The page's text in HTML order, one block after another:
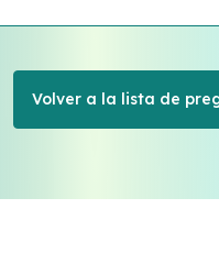
Volver a la lista de